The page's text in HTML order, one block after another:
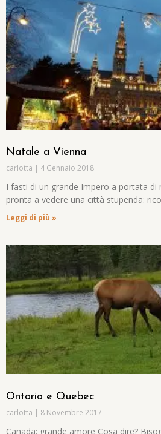
Natale a Vienna
carlotta 4 Gennaio 2018
I fasti di un grande Impero a portata di
pronta a vedere una città stupenda:
Leggi di più »
Ontario e Quebec
carlotta 8 Novembre 2017
Canada: grande amore Cosa dire?